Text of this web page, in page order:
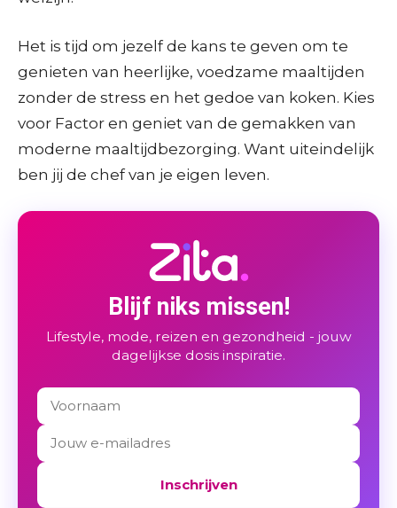
Het is tijd om jezelf de kans te geven om te
genieten van heerlijke, voedzame maaltijden
zonder de stress en het gedoe van koken. Kies
voor Factor en geniet van de gemakken van
moderne maaltijdbezorging. Want uiteindelijk
ben jij de chef van je eigen leven.
Blijf niks missen!
Lifestyle, mode, reizen en gezondheid - jouw
dagelijkse dosis inspiratie.
Inschrijven